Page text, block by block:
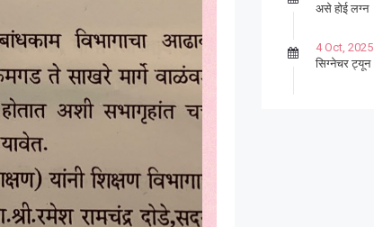
असे होई लग्न
4 Oct, 2025
सिग्नेचर ट्यून